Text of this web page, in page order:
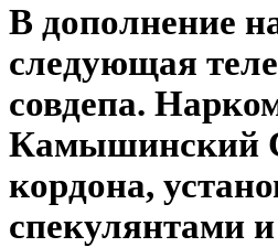
В дополнение
следующая
совдепа.
Камышинский
кордона,
спекулянтами и